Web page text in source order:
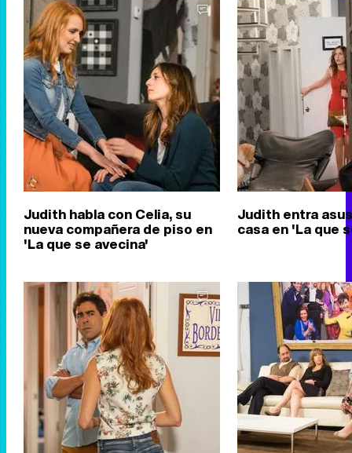
Judith habla con Celia, su
nueva compañera de piso en
'La que se avecina'
Judith entra
casa en 'La que